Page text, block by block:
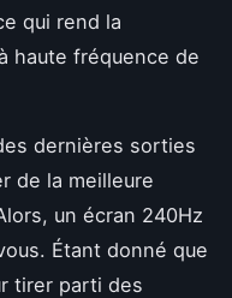
qui rend la
haute fréquence de
dernières sorties
de la meilleure
un écran 240Hz
Étant donné que
tirer parti des